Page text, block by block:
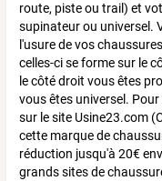
route, piste ou trail) et
supinateur ou universel.
l'usure de vos
celles-ci se forme sur le
le côté droit vous êtes
vous êtes universel.
sur le site Usine23.com
cette marque de
réduction jusqu'à 20€
grands sites de